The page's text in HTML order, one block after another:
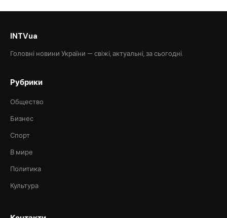
INTVua
Головні новини України — свіжі, актуальні, за сьогодні.
Рубрики
Общество
Бизнес
Спорт
В мире
Политика
Культура